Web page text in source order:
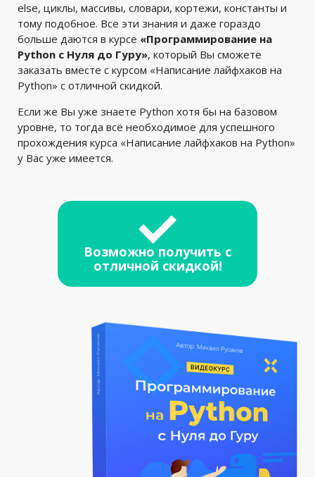
else, циклы, массивы, словари, кортежи, константы и
тому подобное. Все эти знания и даже гораздо
больше даются в курсе «Программирование на
Python с Нуля до Гуру», который Вы сможете
заказать вместе с курсом «Написание лайфхаков на
Python» с отличной скидкой.
Если же Вы уже знаете Python хотя бы на базовом
уровне, то тогда всё необходимое для успешного
прохождения курса «Написание лайфхаков на Python»
у Вас уже имеется.
Возможно получить с
отличной скидкой!